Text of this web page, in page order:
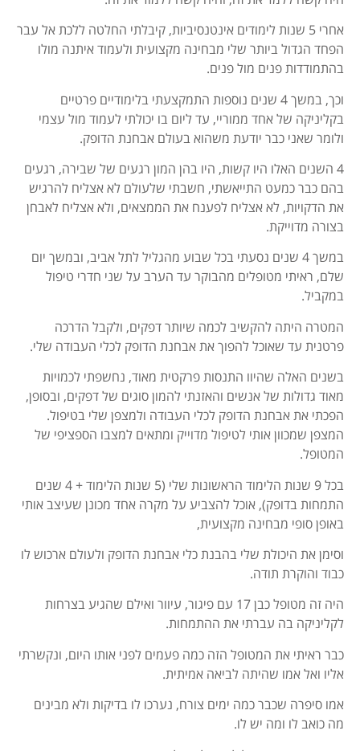
אחרי 5 שנות לימודים אינטנסיביות, קיבלתי החלטה ללכת אל עבר
הפחד הגדול ביותר שלי מבחינה מקצועית ולעמוד איתנה מולו
בהתמודדות פנים מול פנים.
וכך, במשך 4 שנים נוספות התמקצעתי בלימודיים פרטיים
בקליניקה של אחד ממוריי, עד ליום בו יכולתי לעמוד מול עצמי
ולומר שאני כבר יודעת משהוא בעולם אבחנת הדופק.
4 השנים האלו היו קשות, היו בהן המון רגעים של שבירה, רגעים
בהם כבר כמעט התייאשתי, חשבתי שלעולם לא אצליח להרגיש
את הדקויות, לא אצליח לפענח את הממצאים, ולא אצליח לאבחן
בצורה מדוייקת.
במשך 4 שנים נסעתי בכל שבוע מהגליל לתל אביב, ובמשך יום
שלם, ראיתי מטופלים מהבוקר עד הערב על שני חדרי טיפול
במקביל.
המטרה היתה להקשיב לכמה שיותר דפקים, ולקבל הדרכה
פרטנית עד שאוכל להפוך את אבחנת הדופק לכלי העבודה שלי.
בשנים האלה שהיוו התנסות פרקטית מאוד, נחשפתי לכמויות
מאוד גדולות של אנשים והאזנתי להמון סוגים של דפקים, ובסופן,
הפכתי את אבחנת הדופק לכלי העבודה ולמצפן שלי בטיפול.
המצפן שמכוון אותי לטיפול מדוייק ומתאים למצבו הספציפי של
המטופל.
בכל 9 שנות הלימוד הראשונות שלי (5 שנות הלימוד + 4 שנים
התמחות בדופק), אוכל להצביע על מקרה אחד מכונן שעיצב אותי
באופן סופי מבחינה מקצועית,
וסימן את היכולת שלי בהבנת כלי אבחנת הדופק ולעולם ארכוש לו
כבוד והוקרת תודה.
היה זה מטופל כבן 17 עם פיגור, עיוור ואילם שהגיע בצרחות
לקליניקה בה עברתי את ההתמחות.
כבר ראיתי את המטופל הזה כמה פעמים לפני אותו היום, ונקשרתי
אליו ואל אמו שהיתה לביאה אמיתית.
אמו סיפרה שכבר כמה ימים צורח, נערכו לו בדיקות ולא מבינים
מה כואב לו ומה יש לו.